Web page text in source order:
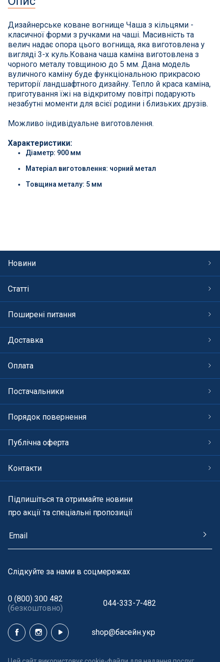
СПА басейни
Осушувачі повітря
Меблі для басейну
Гідроізоляція і будівельна хімія
Вогнища та каміни
Розпродаж
Дизайнерське коване вогнище Чаша з кільцями -
класичної форми з ручками на чаші. Масивність та
велич надає опора цього вогнища, яка виготовлена у
вигляді 3-х куль.Кована чаша каміна виготовлена з
чорного металу товщиною до 5 мм. Дана модель
вуличного каміну буде функціональною прикрасою
території ландшафтного дизайну. Тепло й краса каміна,
приготування їжі на відкритому повітрі подарують
незабутні моменти для всієї родини і близьких друзів.
Можливо індивідуальне виготовлення.
Характеристики:
Діаметр: 900 мм
Матеріал виготовлення: чорний метал
Товщина металу: 5 мм
Новини
Статті
Поширені питання
Доставка
Оплата
Постачальники
Порядок повернення
Публічна оферта
Контакти
Підпишіться та отримайте новини
про акції та спеціальні пропозиції
Cлідкуйте за нами в соцмережах
0 (800) 300 482
(безкоштовно)
044-333-7-482
shop@басейн.укр